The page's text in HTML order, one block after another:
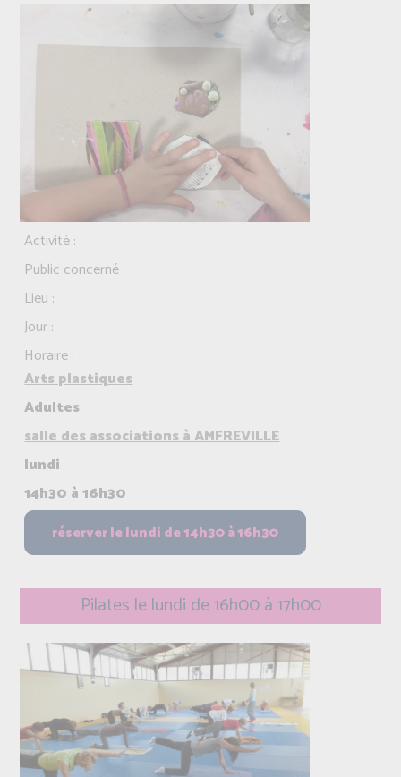
Activité :
Public concerné :
Lieu :
Jour :
Horaire :
Arts plastiques
Adultes
salle des associations à AMFREVILLE
lundi
14h30 à 16h30
Pilates le lundi de 16h00 à 17h00